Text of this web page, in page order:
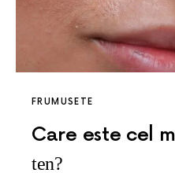
FRUMUSETE
Care este cel
ten?